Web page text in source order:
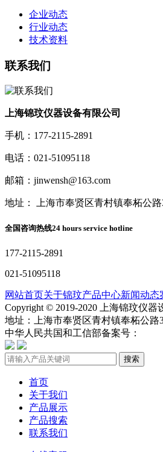
企业动态
行业动态
技术资料
联系我们
上海锦玟仪器设备有限公司
手机：177-2115-2891
电话：021-51095118
邮箱：jinwensh@163.com
地址： 上海市奉贤区青村镇奉柘公路
全国咨询热线24 hours service hotline
177-2115-2891
021-51095118
网站首页关于锦玟产品中心新闻动态
Copyright © 2019-2020 上海锦玟仪
地址：上海市奉贤区青村镇奉柘公路
中华人民共国和工信部备案号：
搜索
首页
关于我们
产品展示
产品搜索
联系我们